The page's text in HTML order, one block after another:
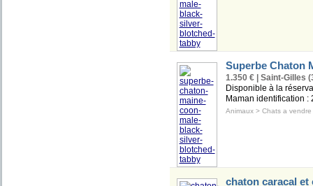
Superbe Chaton
1.350 € | Saint-Gilles
Disponible à la
Maman identification :
Animaux> Chats a vendre
chaton caracal et